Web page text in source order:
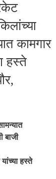
कामगार
हस्ते
बाजी
हस्ते